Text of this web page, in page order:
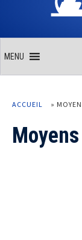
MENU
ACCUEIL »